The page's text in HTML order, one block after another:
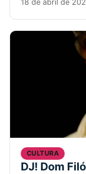
18 de abril de
CULTURA
DJ! Dom